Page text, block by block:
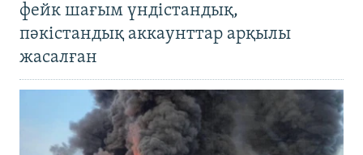
фейк шағым үндістандық,
пәкістандық аккаунттар арқылы
жасалған